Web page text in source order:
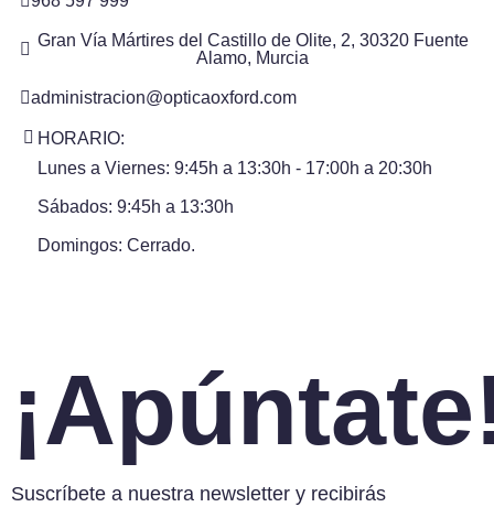
Gran Vía Mártires del Castillo de Olite, 2, 30320 Fuente
Alamo, Murcia
administracion@opticaoxford.com
HORARIO:
Lunes a Viernes: 9:45h a 13:30h - 17:00h a 20:30h
Sábados: 9:45h a 13:30h
Domingos: Cerrado.
Suscríbete a nuestra newsletter y recibirás